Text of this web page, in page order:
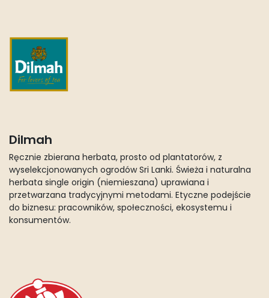
Dilmah
Ręcznie zbierana herbata, prosto od plantatorów, z
wyselekcjonowanych ogrodów Sri Lanki. Świeża i naturalna
herbata single origin (niemieszana) uprawiana i
przetwarzana tradycyjnymi metodami. Etyczne podejście
do biznesu: pracowników, społeczności, ekosystemu i
konsumentów.